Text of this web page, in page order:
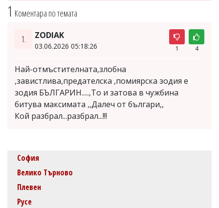
1 Коментара по темата
1. ZODIAK
03.06.2026 05:18:26 1 4
Най-отмъстителната,злобна
,завистлива,предателска ,помиярска зодия е
зодия БЪЛГАРИН.....,То и затова в чужбина
битува максимата ,,Далеч от българи,,
Кой разбрал...разбрал...!!!
София
Велико Търново
Плевен
Русе